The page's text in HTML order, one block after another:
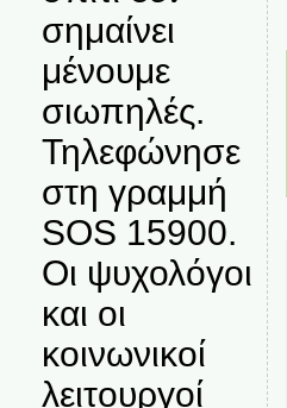
σημαίνει
μένουμε
σιωπηλές.
Τηλεφώνησε
στη γραμμή
SOS 15900.
Οι ψυχολόγοι
και οι
κοινωνικοί
λειτουργοί